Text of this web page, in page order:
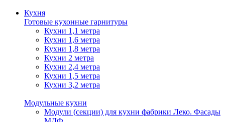
Кухня
Готовые кухонные гарнитуры
Кухни 1,1 метра
Кухни 1,6 метра
Кухни 1,8 метра
Кухни 2 метра
Кухни 2,4 метра
Кухни 1,5 метра
Кухни 3,2 метра
Модульные кухни
Модули (секции) для кухни фабрики Леко. Фасады